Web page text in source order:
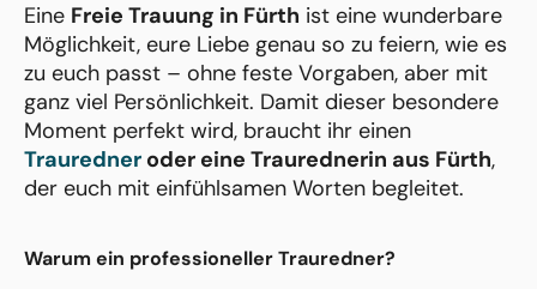
Eine Freie Trauung in Fürth ist eine wunderbare
Möglichkeit, eure Liebe genau so zu feiern, wie es
zu euch passt – ohne feste Vorgaben, aber mit
ganz viel Persönlichkeit. Damit dieser besondere
Moment perfekt wird, braucht ihr einen
Trauredner oder eine Traurednerin aus Fürth,
der euch mit einfühlsamen Worten begleitet.
Warum ein professioneller Trauredner?